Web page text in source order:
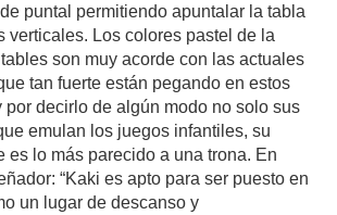
puntal permitiendo apuntalar la tabla
verticales. Los colores pastel de la
son muy acorde con las actuales
tan fuerte están pegando en estos
por decirlo de algún modo no solo sus
emulan los juegos infantiles, su
es lo más parecido a una trona. En
“Kaki es apto para ser puesto en
un lugar de descanso y